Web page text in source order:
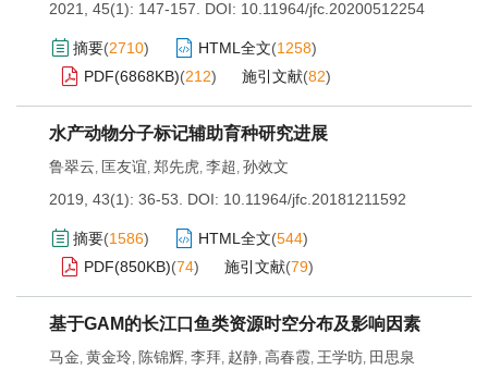
2021, 45(1): 147-157.
DOI: 10.11964/jfc.20200512254
摘要(2710) HTML全文(1258)
PDF(6868KB)(212) 施引文献(82)
水产动物分子标记辅助育种研究进展
鲁翠云, 匡友谊, 郑先虎, 李超 , 孙效文
2019, 43(1): 36-53.
DOI: 10.11964/jfc.20181211592
摘要(1586) HTML全文(544)
PDF(850KB)(74) 施引文献(79)
基于GAM的长江口鱼类资源时空分布及影响因素
马金, 黄金玲, 陈锦辉, 李拜, 赵静, 高春霞, 王学昉, 田思泉